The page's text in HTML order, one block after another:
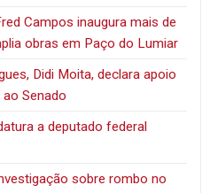
Campos inaugura mais de
obras em Paço do Lumiar
Didi Moita, declara apoio
Senado
a deputado federal
sobre rombo no